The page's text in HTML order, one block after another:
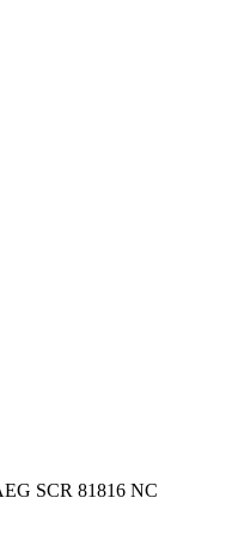
SCR 81816 NC